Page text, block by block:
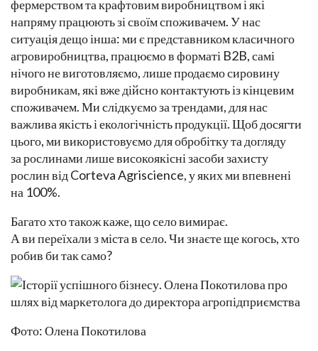
фермерством та крафтовим виробництвом і які
напряму працюють зі своїм споживачем. У нас
ситуація дещо інша: ми є представником класичного
агровиробництва, працюємо в форматі B2B, самі
нічого не виготовляємо, лише продаємо сировину
виробникам, які вже дійсно контактують із кінцевим
споживачем. Ми слідкуємо за трендами, для нас
важлива якість і екологічність продукції. Щоб досягти
цього, ми використовуємо для обробітку та догляду
за рослинами лише високоякісні засоби захисту
рослин від Corteva Agriscience, у яких ми впевнені
на 100%.
Багато хто також каже, що село вимирає.
А ви переїхали з міста в село. Чи знаєте ще когось, хто
робив би так само?
Фото: Олена Покотилова